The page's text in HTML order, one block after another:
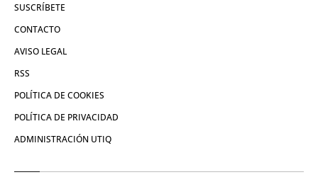
SUSCRÍBETE
CONTACTO
AVISO LEGAL
RSS
POLÍTICA DE COOKIES
POLÍTICA DE PRIVACIDAD
ADMINISTRACIÓN UTIQ